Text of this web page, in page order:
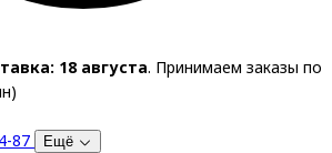
18 августа. Принимаем заказы по
)
87 Ещё